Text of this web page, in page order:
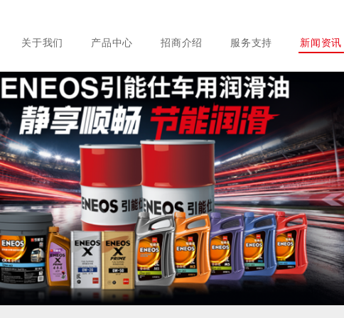
关于我们 产品中心 招商介绍 服务支持 新闻资讯